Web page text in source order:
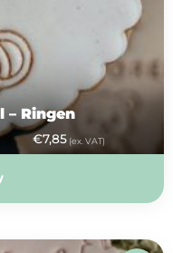
– Ringen
€7,85 (ex. VAT)